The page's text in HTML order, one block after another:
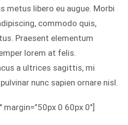
metus libero eu augue. Morbi
commodo quis,
Praesent elementum
lorem at felis.
a ultrices sagittis, mi
nunc sapien ornare nisl.
0 60px 0″]